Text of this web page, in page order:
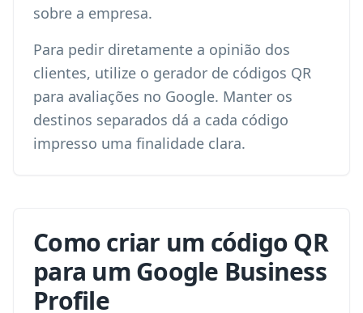
sobre a empresa.
Para pedir diretamente a opinião dos
clientes, utilize o gerador de códigos QR
para avaliações no Google. Manter os
destinos separados dá a cada código
impresso uma finalidade clara.
Como criar um código QR
para um Google Business
Profile